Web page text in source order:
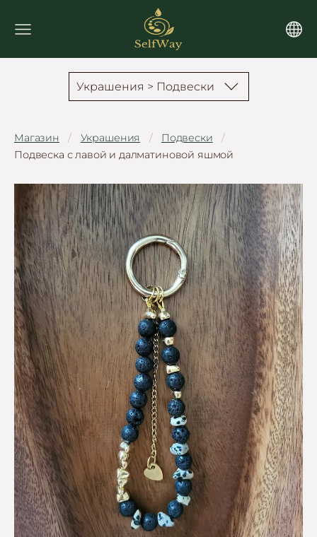
Украшения > Подвески
Магазин Украшения
Подвески
Подвеска с лавой и далматиновой яшмой